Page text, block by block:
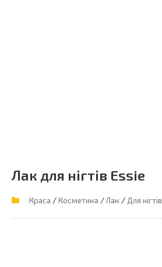
Лак для нігтів Essie
Краса /Косметика /Лак / Для нігтів